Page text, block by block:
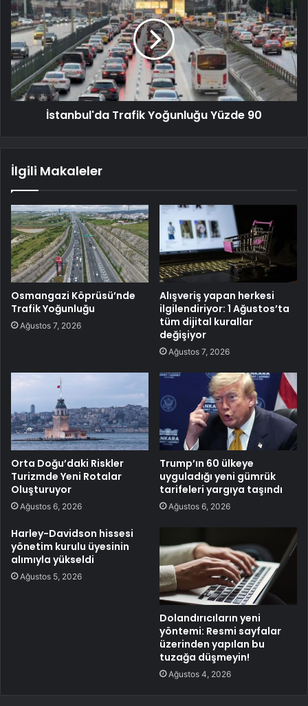
İstanbul'da Trafik Yoğunluğu Yüzde 90
İlgili Makaleler
Osmangazi Köprüsü’nde
Trafik Yoğunluğu
Ağustos 7, 2026
Alışveriş yapan herkesi
ilgilendiriyor: 1 Ağustos’ta
tüm dijital kurallar
değişiyor
Ağustos 7, 2026
Orta Doğu’daki Riskler
Turizmde Yeni Rotalar
Oluşturuyor
Ağustos 6, 2026
Trump’ın 60 ülkeye
uyguladığı yeni gümrük
tarifeleri yargıya taşındı
Ağustos 6, 2026
Harley-Davidson hissesi
yönetim kurulu üyesinin
alımıyla yükseldi
Ağustos 5, 2026
Dolandırıcıların yeni
yöntemi: Resmi sayfalar
üzerinden yapılan bu
tuzağa düşmeyin!
Ağustos 4, 2026